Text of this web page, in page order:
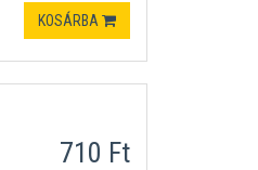
KOSÁRBA
710 Ft